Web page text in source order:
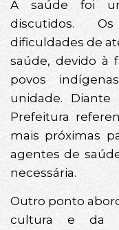
A saúde foi
discutidos.
dificuldades de
saúde, devido à
povos
unidade.
Prefeitura
mais próximas
agentes de
necessária.
Outro ponto
cultura e da